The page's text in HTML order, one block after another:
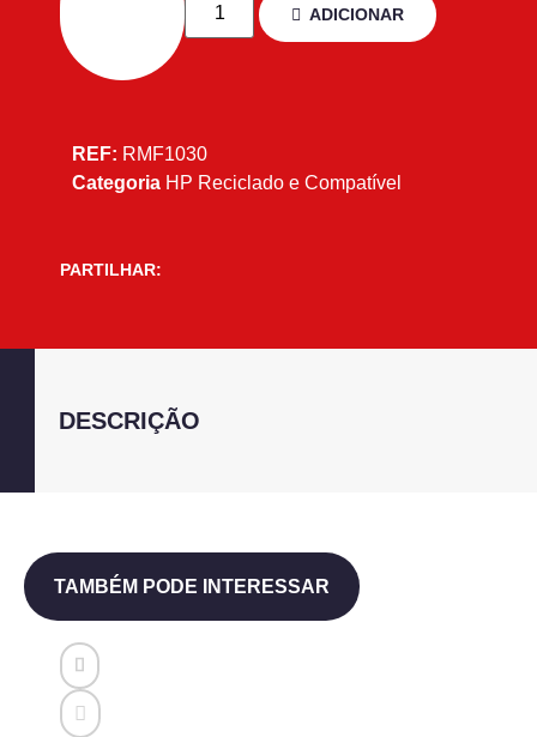
ADICIONAR
REF: RMF1030
Categoria HP Reciclado e Compatível
PARTILHAR:
DESCRIÇÃO
TAMBÉM PODE INTERESSAR